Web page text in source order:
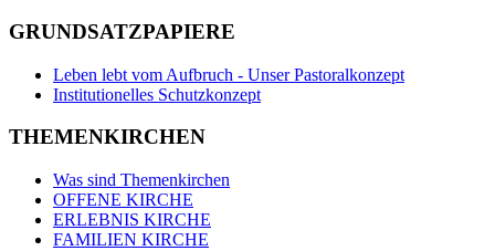
GRUNDSATZPAPIERE
Leben lebt vom Aufbruch - Unser Pastoralkonzept
Institutionelles Schutzkonzept
THEMENKIRCHEN
Was sind Themenkirchen
OFFENE KIRCHE
ERLEBNIS KIRCHE
FAMILIEN KIRCHE